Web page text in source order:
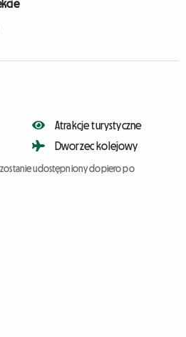
Atrakcje turystyczne
Dworzec kolejowy
zostanie udostępniony dopiero po